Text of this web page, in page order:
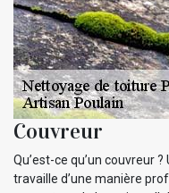
Couvreur
Qu’est-ce qu’un couvreur
travaille d’une manière